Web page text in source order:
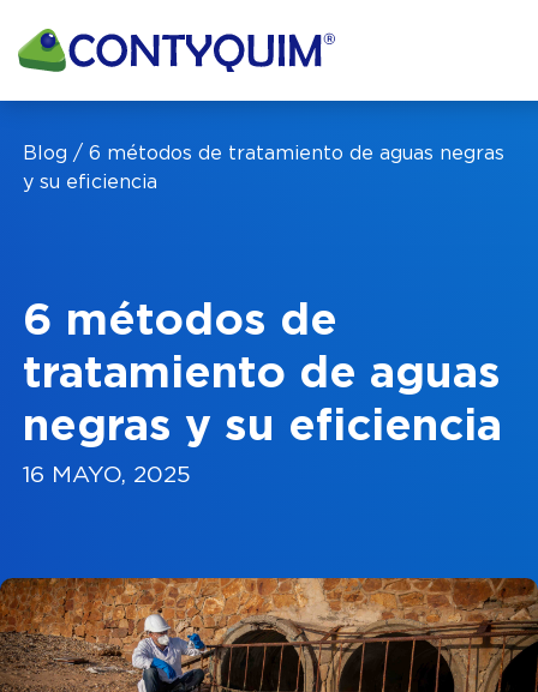
Blog
6 métodos de tratamiento de aguas negras
y su eficiencia
6 métodos de
tratamiento de aguas
negras y su eficiencia
16 MAYO, 2025